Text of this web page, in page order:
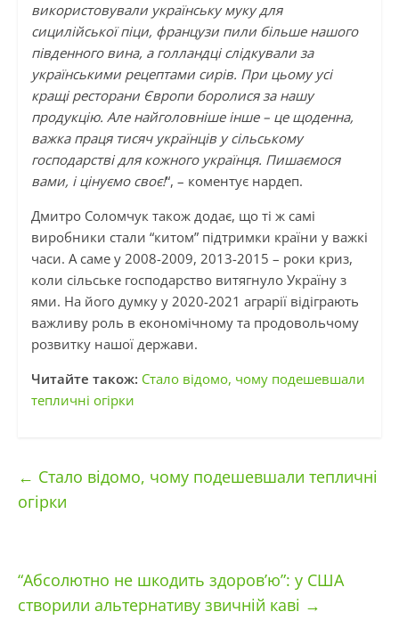
використовували українську муку для
сицилійської піци, французи пили більше нашого
південного вина, а голландці слідкували за
українськими рецептами сирів. При цьому усі
кращі ресторани Європи боролися за нашу
продукцію. Але найголовніше інше – це щоденна,
важка праця тисяч українців у сільському
господарстві для кожного українця. Пишаємося
вами, і цінуємо своє!“, – коментує нардеп.
Дмитро Соломчук також додає, що ті ж самі
виробники стали “китом” підтримки країни у важкі
часи. А саме у 2008-2009, 2013-2015 – роки криз,
коли сільське господарство витягнуло Україну з
ями. На його думку у 2020-2021 аграрії відіграють
важливу роль в економічному та продовольчому
розвитку нашої держави.
Читайте також: Стало відомо, чому подешевшали
тепличні огірки
← Стало відомо, чому подешевшали тепличні
огірки
“Абсолютно не шкодить здоров’ю”: у США
створили альтернативу звичній каві →